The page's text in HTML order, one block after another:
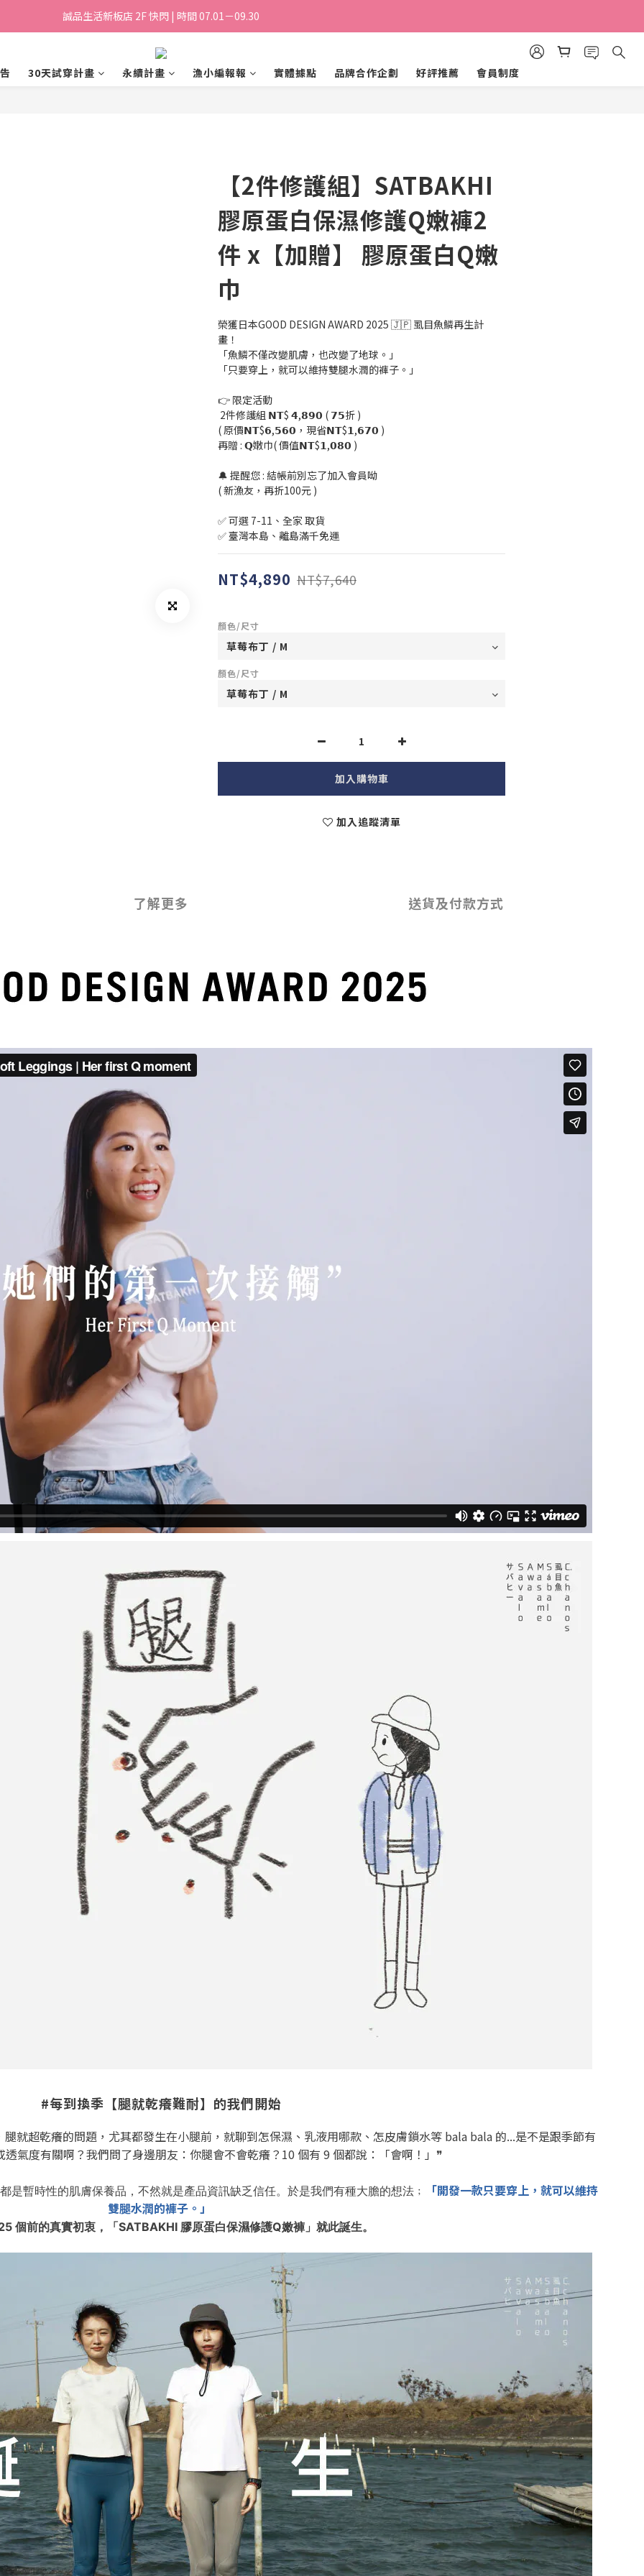
榮獲日本 GOOD DESIGN AWARD 2025
誠品生活新板店 2F 快閃 | 時間 07.01－09.30
榮獲日本 GOOD DESIGN AWARD 2025
30天試穿計畫 永續計畫 漁小編報報 實體據點 品牌合作企劃 好評推薦 會員制度
【2件修護組】SATBAKHI
膠原蛋白保濕修護Q嫩褲2
件 x【加贈】 膠原蛋白Q嫩
巾
榮獲日本GOOD DESIGN AWARD 2025 🇯🇵 虱目魚鱗再生計
畫！
「魚鱗不僅改變肌膚，也改變了地球。」
「只要穿上，就可以維持雙腿水潤的褲子。」
👉 限定活動
2件修護組 𝗡𝗧$ 𝟰,𝟴𝟵𝟬 ( 𝟳𝟱折 )
( 原價𝗡𝗧$𝟲,𝟱𝟲𝟬，現省𝗡𝗧$𝟭,𝟲𝟳𝟬 )
再贈 : 𝗤嫩巾( 價值𝗡𝗧$𝟭,𝟬𝟴𝟬 )
🔔 提醒您 : 結帳前別忘了加入會員呦
( 新漁友，再折100元 )
✅ 可選 7-11、全家 取貨
✅ 臺灣本島、離島滿千免運
NT$4,890 NT$7,640
顏色/尺寸
顏色/尺寸
加入購物車
加入追蹤清單
了解更多 送貨及付款方式
#每到換季【腿就乾癢難耐】的我們開始
腿就超乾癢的問題， 尤其都發生在小腿前， 就聊到怎保濕、乳液用哪款、 怎皮膚鎖水等 bala bala 的...是不是跟季節有
氣度有關啊？我們問了身邊朋友：你腿會不會乾癢？ 10 個有 9 個都說：「會啊！」❞
是暫時性的肌膚保養品 ， 不然就是產品資訊缺乏信任。 於是我們有種大膽的想法﹔ 「開發一款只要穿上，就可以維持
雙腿水潤的褲子。」
個前的真實初衷， 「SATBAKHI 膠原蛋白保濕修護Q嫩褲」就此誕生。